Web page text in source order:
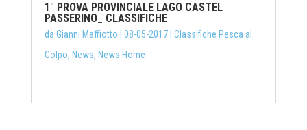
1° PROVA PROVINCIALE LAGO CASTEL
PASSERINO_ CLASSIFICHE
da Gianni Maffiotto 08-05-2017| Classifiche Pesca al
Colpo, News, News Home